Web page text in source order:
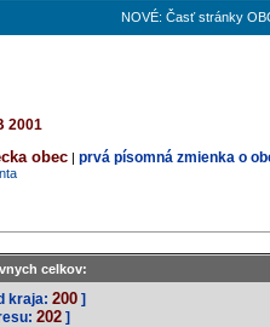
NOVÉ: Časť stránky
2001
obec | prvá písomná zmienka o
celkov:
kraja: 200 ]
202 ]